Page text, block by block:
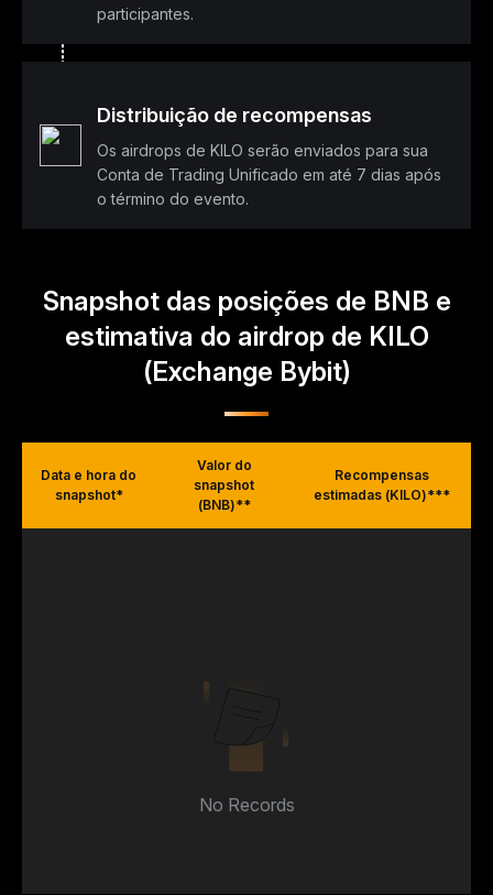
participantes.
Distribuição de recompensas
Os airdrops de KILO serão enviados para sua
Conta de Trading Unificado em até 7 dias após
o término do evento.
Snapshot das posições de BNB e
estimativa do airdrop de KILO
(Exchange Bybit)
Data e hora do
snapshot*
Valor do
snapshot
(BNB)**
Recompensas
estimadas (KILO)***
No Records